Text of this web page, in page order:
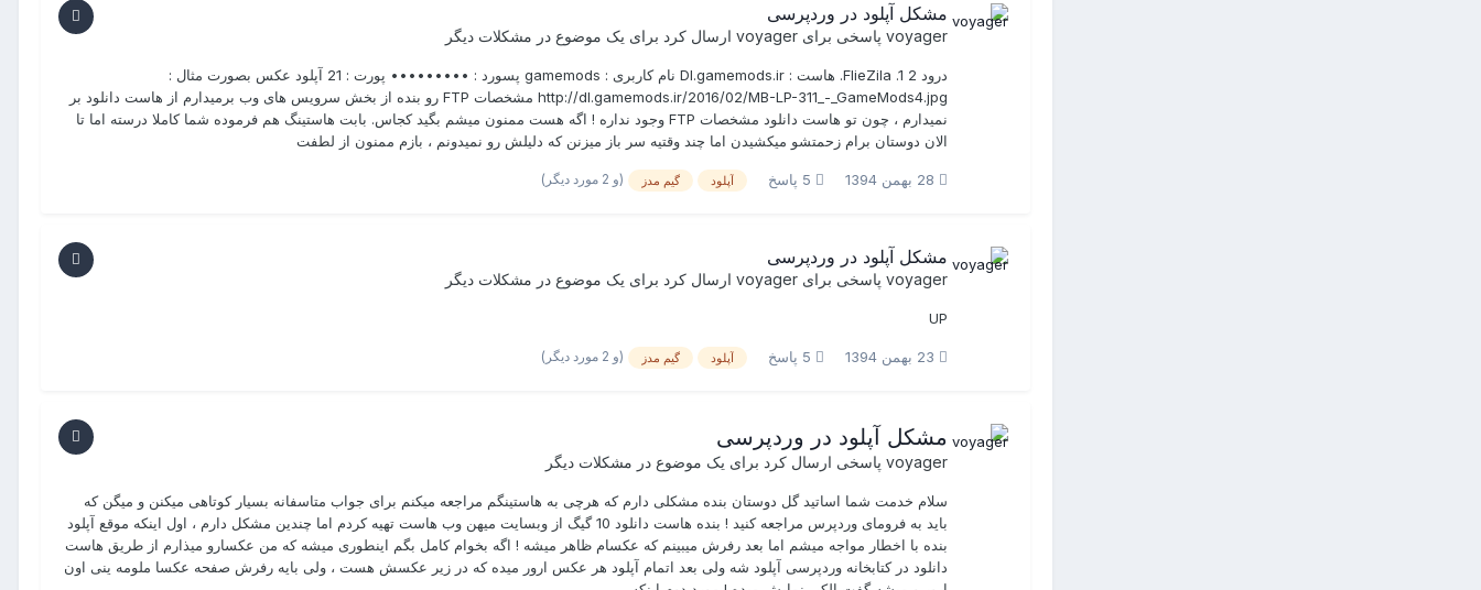
مشکل آپلود در وردپرسی
voyager پاسخی برای voyager ارسال کرد برای یک موضوع در مشکلات دیگر
درود FlieZila .1 2. هاست : Dl.gamemods.ir نام کاربری : gamemods پسورد : ••••••••• پورت : 21 آپلود عکس بصورت مثال :
http://dl.gamemods.ir/2016/02/MB-LP-311_-_GameMods4.jpg مشخصات FTP رو بنده از بخش سرویس های وب برمیدارم از هاست دانلود بر
نمیدارم ، چون تو هاست دانلود مشخصات FTP وجود نداره ! اگه هست ممنون میشم بگید کجاس. بابت هاستینگ هم فرموده شما کاملا درسته اما تا
الان دوستان برام زحمتشو میکشیدن اما چند وقتیه سر باز میزنن که دلیلش رو نمیدونم ، بازم ممنون از لطفت
28 بهمن 1394 آپلود گیم مدز (و 2 مورد دیگر)
مشکل آپلود در وردپرسی
voyager پاسخی برای voyager ارسال کرد برای یک موضوع در مشکلات دیگر
UP
23 بهمن 1394 آپلود گیم مدز (و 2 مورد دیگر)
مشکل آپلود در وردپرسی
voyager پاسخی ارسال کرد برای یک موضوع در مشکلات دیگر
سلام خدمت شما اساتید گل دوستان بنده مشکلی دارم که هرچی به هاستینگم مراجعه میکنم برای جواب متاسفانه بسیار کوتاهی میکنن و میگن که
باید به فرومای وردپرس مراجعه کنید ! بنده هاست دانلود 10 گیگ از وبسایت میهن وب هاست تهیه کردم اما چندین مشکل دارم ، اول اینکه موقع آپلود
بنده با اخطار مواجه میشم اما بعد رفرش میبینم که عکسام ظاهر میشه ! اگه بخوام کامل بگم اینطوری میشه که من عکسارو میذارم از طریق هاست
دانلود در کتابخانه وردپرسی آپلود شه ولی بعد اتمام آپلود هر عکس ارور میده که در زیر عکسش هست ، ولی بایه رفرش صفحه عکسا ملومه ینی اون